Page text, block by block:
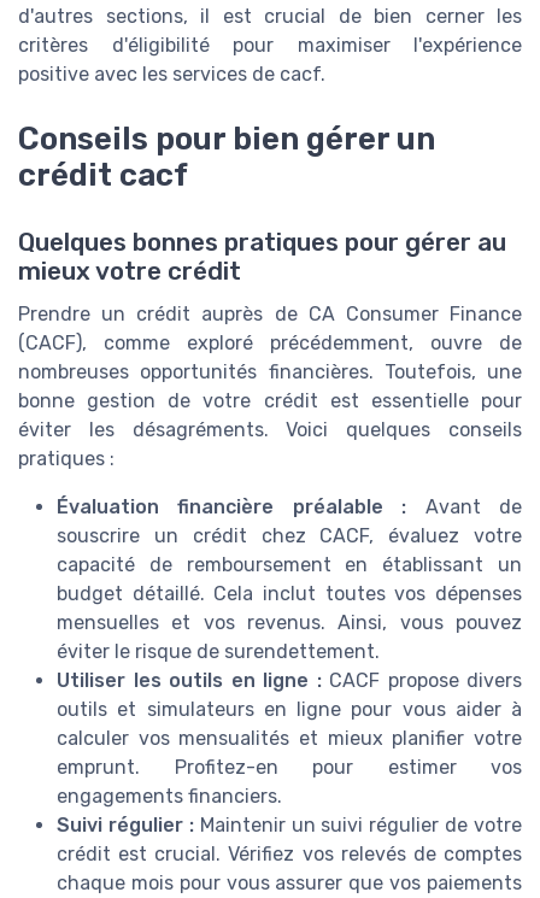
d'autres sections, il est crucial de bien cerner les
critères d'éligibilité pour maximiser l'expérience
positive avec les services de cacf.
Conseils pour bien gérer un
crédit cacf
Quelques bonnes pratiques pour gérer au
mieux votre crédit
Prendre un crédit auprès de CA Consumer Finance
(CACF), comme exploré précédemment, ouvre de
nombreuses opportunités financières. Toutefois, une
bonne gestion de votre crédit est essentielle pour
éviter les désagréments. Voici quelques conseils
pratiques :
Évaluation financière préalable : Avant de
souscrire un crédit chez CACF, évaluez votre
capacité de remboursement en établissant un
budget détaillé. Cela inclut toutes vos dépenses
mensuelles et vos revenus. Ainsi, vous pouvez
éviter le risque de surendettement.
Utiliser les outils en ligne :CACF propose divers
outils et simulateurs en ligne pour vous aider à
calculer vos mensualités et mieux planifier votre
emprunt. Profitez-en pour estimer vos
engagements financiers.
Suivi régulier :Maintenir un suivi régulier de votre
crédit est crucial. Vérifiez vos relevés de comptes
chaque mois pour vous assurer que vos paiements